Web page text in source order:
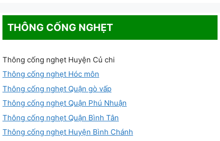
THÔNG CỐNG NGHẸT
Thông cống nghẹt Huyện Củ chi
Thông cống nghẹt Hóc môn
Thông cống nghẹt Quận gò vấp
Thông cống nghẹt Quận Phú Nhuận
Thông cống nghẹt Quận Bình Tân
Thông cống nghẹt Huyện Bình Chánh